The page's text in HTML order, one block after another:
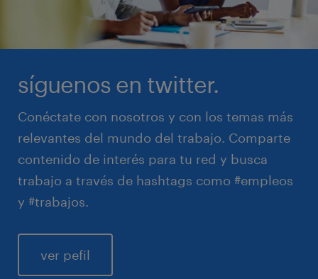
síguenos en twitter.
Conéctate con nosotros y con los temas más
relevantes del mundo del trabajo. Comparte
contenido de interés para tu red y busca
trabajo a través de hashtags como #empleos
y #trabajos.
ver pefil